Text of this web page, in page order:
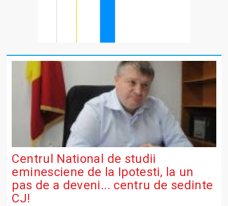
Centrul National de studii
eminesciene de la Ipotesti, la un
pas de a deveni... centru de sedinte
CJ!